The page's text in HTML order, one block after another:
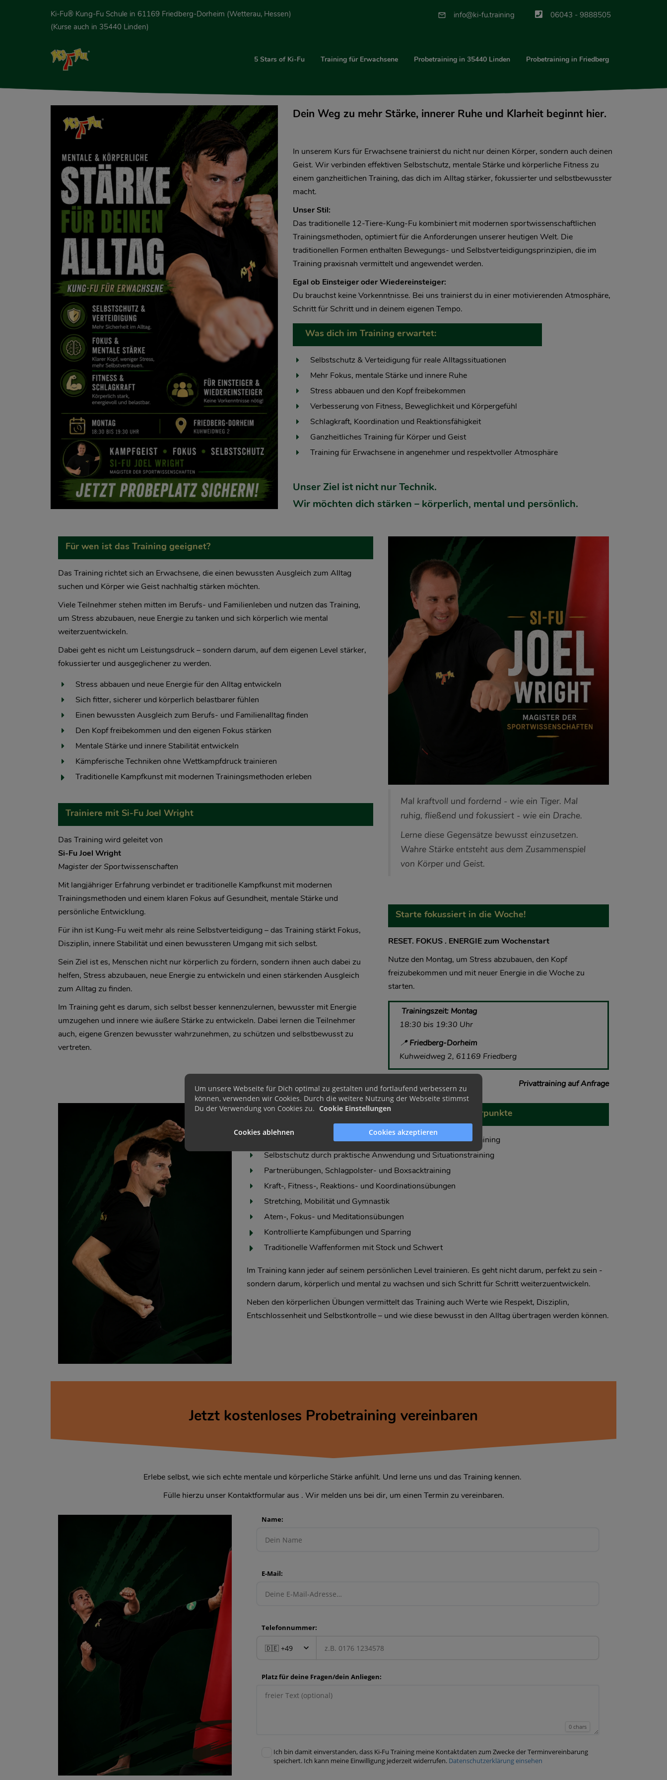
Ki-Fu® Kung-Fu Schule in 61169 Friedberg-Dorheim (Wetterau, Hessen)
(Kurse auch in 35440 Linden)
info@ki-fu.training 06043 - 9888505
5 Stars of Ki-Fu Training für Erwachsene Probetraining in 35440 Linden Probetraining in Friedberg
Dein Weg zu mehr Stärke, innerer Ruhe und Klarheit beginnt hier.
In unserem Kurs für Erwachsene trainierst du nicht nur deinen Körper, sondern auch deinen
Geist. Wir verbinden effektiven Selbstschutz, mentale Stärke und körperliche Fitness zu
einem ganzheitlichen Training, das dich im Alltag stärker, fokussierter und selbstbewusster
macht.
Unser Stil:
Das traditionelle 12-Tiere-Kung-Fu kombiniert mit modernen sportwissenschaftlichen
Trainingsmethoden, optimiert für die Anforderungen unserer heutigen Welt. Die
traditionellen Formen enthalten Bewegungs- und Selbstverteidigungsprinzipien, die im
Training praxisnah vermittelt und angewendet werden.
Egal ob Einsteiger oder Wiedereinsteiger:
Du brauchst keine Vorkenntnisse. Bei uns trainierst du in einer motivierenden Atmosphäre,
Schritt für Schritt und in deinem eigenen Tempo.
Was dich im Training erwartet:
Selbstschutz & Verteidigung für reale Alltagssituationen
Mehr Fokus, mentale Stärke und innere Ruhe
Stress abbauen und den Kopf freibekommen
Verbesserung von Fitness, Beweglichkeit und Körpergefühl
Schlagkraft, Koordination und Reaktionsfähigkeit
Ganzheitliches Training für Körper und Geist
Training für Erwachsene in angenehmer und respektvoller Atmosphäre
Unser Ziel ist nicht nur Technik.
Wir möchten dich stärken – körperlich, mental und persönlich.
Für wen ist das Training geeignet?
Das Training richtet sich an Erwachsene, die einen bewussten Ausgleich zum Alltag
suchen und Körper wie Geist nachhaltig stärken möchten.
Viele Teilnehmer stehen mitten im Berufs- und Familienleben und nutzen das Training,
um Stress abzubauen, neue Energie zu tanken und sich körperlich wie mental
weiterzuentwickeln.
Dabei geht es nicht um Leistungsdruck – sondern darum, auf dem eigenen Level stärker,
fokussierter und ausgeglichener zu werden.
Stress abbauen und neue Energie für den Alltag entwickeln
Sich fitter, sicherer und körperlich belastbarer fühlen
Einen bewussten Ausgleich zum Berufs- und Familienalltag finden
Den Kopf freibekommen und den eigenen Fokus stärken
Mentale Stärke und innere Stabilität entwickeln
Kämpferische Techniken ohne Wettkampfdruck trainieren
Traditionelle Kampfkunst mit modernen Trainingsmethoden erleben
Trainiere mit Si-Fu Joel Wright
Das Training wird geleitet von
Si-Fu Joel Wright
Magister der Sportwissenschaften
Mit langjähriger Erfahrung verbindet er traditionelle Kampfkunst mit modernen
Trainingsmethoden und einem klaren Fokus auf Gesundheit, mentale Stärke und
persönliche Entwicklung.
Für ihn ist Kung-Fu weit mehr als reine Selbstverteidigung – das Training stärkt Fokus,
Disziplin, innere Stabilität und einen bewussteren Umgang mit sich selbst.
Sein Ziel ist es, Menschen nicht nur körperlich zu fördern, sondern ihnen auch dabei zu
helfen, Stress abzubauen, neue Energie zu entwickeln und einen stärkenden Ausgleich
zum Alltag zu finden.
Im Training geht es darum, sich selbst besser kennenzulernen, bewusster mit Energie
umzugehen und innere wie äußere Stärke zu entwickeln. Dabei lernen die Teilnehmer
auch, eigene Grenzen bewusster wahrzunehmen, zu schützen und selbstbewusst zu
vertreten.
Mal kraftvoll und fordernd - wie ein Tiger. Mal
ruhig, fließend und fokussiert - wie ein Drache.
Lerne diese Gegensätze bewusst einzusetzen.
Wahre Stärke entsteht aus dem Zusammenspiel
von Körper und Geist.
Starte fokussiert in die Woche!
RESET. FOKUS . ENERGIE zum Wochenstart
Nutze den Montag, um Stress abzubauen, den Kopf
freizubekommen und mit neuer Energie in die Woche zu
starten.
Trainingszeit: Montag
18:30 bis 19:30 Uhr
📍Friedberg-Dorheim
Kuhweidweg 2, 61169 Friedberg
Privattraining auf Anfrage
Mehr als nur Kampfsport: Trainingsinhalte und Schwerpunkte
Flow- und Bewegungsübungen durch traditionelles Formentraining
Selbstschutz durch praktische Anwendung und Situationstraining
Partnerübungen, Schlagpolster- und Boxsacktraining
Kraft-, Fitness-, Reaktions- und Koordinationsübungen
Stretching, Mobilität und Gymnastik
Atem-, Fokus- und Meditationsübungen
Kontrollierte Kampfübungen und Sparring
Traditionelle Waffenformen mit Stock und Schwert
Im Training kann jeder auf seinem persönlichen Level trainieren. Es geht nicht darum, perfekt zu sein -
sondern darum, körperlich und mental zu wachsen und sich Schritt für Schritt weiterzuentwickeln.
Neben den körperlichen Übungen vermittelt das Training auch Werte wie Respekt, Disziplin,
Entschlossenheit und Selbstkontrolle – und wie diese bewusst in den Alltag übertragen werden können.
Jetzt kostenloses Probetraining vereinbaren
Erlebe selbst, wie sich echte mentale und körperliche Stärke anfühlt. Und lerne uns und das Training kennen.
Fülle hierzu unser Kontaktformular aus . Wir melden uns bei dir, um einen Termin zu vereinbaren.
Name:
E-Mail:
Telefonnummer:
Platz für deine Fragen/dein Anliegen:
0 chars
Ich bin damit einverstanden, dass Ki-Fu Training meine Kontaktdaten zum Zwecke der Terminvereinbarung
speichert. Ich kann meine Einwilligung jederzeit widerrufen. Datenschutzerklärung einsehen
Um unsere Webseite für Dich optimal zu gestalten und fortlaufend verbessern zu
können, verwenden wir Cookies. Durch die weitere Nutzung der Webseite stimmst
Du der Verwendung von Cookies zu. Cookie Einstellungen
Cookies ablehnen Cookies akzeptieren